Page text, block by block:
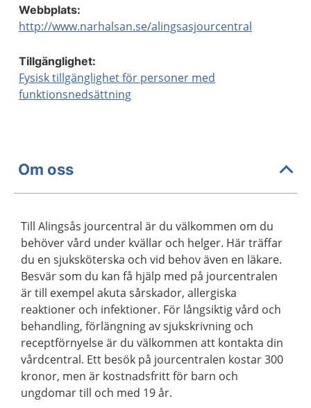
Webbplats:
http://www.narhalsan.se/alingsasjourcentral
Tillgänglighet:
Fysisk tillgänglighet för personer med
funktionsnedsättning
Om oss
Till Alingsås jourcentral är du välkommen om du
behöver vård under kvällar och helger. Här träffar
du en sjuksköterska och vid behov även en läkare.
Besvär som du kan få hjälp med på jourcentralen
är till exempel akuta sårskador, allergiska
reaktioner och infektioner. För långsiktig vård och
behandling, förlängning av sjukskrivning och
receptförnyelse är du välkommen att kontakta din
vårdcentral. Ett besök på jourcentralen kostar 300
kronor, men är kostnadsfritt för barn och
ungdomar till och med 19 år.